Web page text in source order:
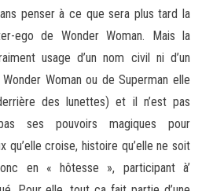
penser à ce que sera plus tard la
ego de Wonder Woman. Mais la
usage d’un nom civil ni d’un
Woman ou de Superman elle
des lunettes) et il n’est pas
ses pouvoirs magiques pour
qu’elle croise, histoire qu’elle ne soit
en « hôtesse », participant à’